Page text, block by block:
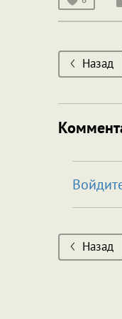
Назад
Назад